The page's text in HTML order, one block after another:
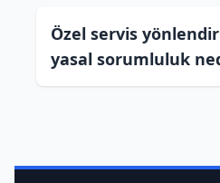
Özel servis
yasal sorumluluk